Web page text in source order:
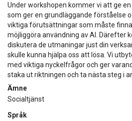
Under workshopen kommer vi att ge
som ger en grundläggande förståelse
viktiga förutsättningar som måste
möjliggöra användning av AI. Därefter
diskutera de utmaningar just din
skulle kunna hjälpa oss att lösa. Vi
med viktiga nyckelfrågor och ger
staka ut riktningen och ta nästa steg i
Ämne
Socialtjänst
Språk